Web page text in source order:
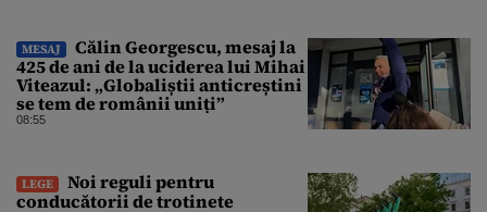
MESAJ
Călin Georgescu, mesaj la
425 de ani de la uciderea lui Mihai
Viteazul: „Globaliștii anticreștini
se tem de românii uniți”
08:55
LEGE
Noi reguli pentru
conducătorii de trotinete